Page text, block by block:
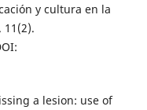
y cultura en la
11(2).
a lesion: use of